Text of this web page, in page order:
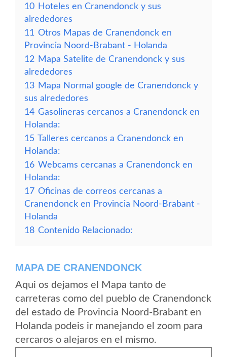
10 Hoteles en Cranendonck y sus
alrededores
11 Otros Mapas de Cranendonck en
Provincia Noord-Brabant - Holanda
12 Mapa Satelite de Cranendonck y sus
alrededores
13 Mapa Normal google de Cranendonck y
sus alrededores
14 Gasolineras cercanos a Cranendonck en
Holanda:
15 Talleres cercanos a Cranendonck en
Holanda:
16 Webcams cercanas a Cranendonck en
Holanda:
17 Oficinas de correos cercanas a
Cranendonck en Provincia Noord-Brabant -
Holanda
18 Contenido Relacionado:
MAPA DE CRANENDONCK
Aqui os dejamos el Mapa tanto de
carreteras como del pueblo de Cranendonck
del estado de Provincia Noord-Brabant en
Holanda podeis ir manejando el zoom para
cercaros o alejaros en el mismo.